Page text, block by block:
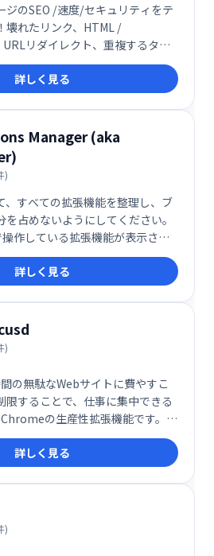
ジのSEO /速度/セキュリティをテ
壊れたリンク、HTML /
リダイレクト、重複するタイ
さい
詳しく見る
Manager (aka
)
、すべての拡張機能を整理し、ブ
占めないようにしてください。
作している拡張機能が表示さ
適切に整理するためにいくつかの
るオプションが提供されます。
詳しく見る
)
の無駄なWebサイトに費やすこ
限することで、仕事に集中できる
の生産性拡張機能です。割
使い果たされると、ブロックした
の時間はアクセスできなくなり
詳しく見る
)